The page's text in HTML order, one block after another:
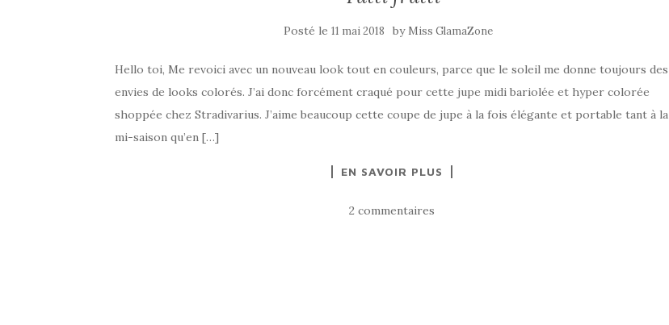
Posté le 11 mai 2018 by Miss GlamaZone
Hello toi, Me revoici avec un nouveau look tout en couleurs, parce que le soleil me donne toujours des
envies de looks colorés. J’ai donc forcément craqué pour cette jupe midi bariolée et hyper colorée
shoppée chez Stradivarius. J’aime beaucoup cette coupe de jupe à la fois élégante et portable tant à la
mi-saison qu’en […]
EN SAVOIR PLUS
2 commentaires